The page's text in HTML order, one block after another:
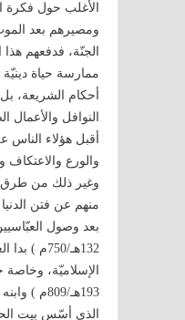
الأغلب حول
ومصيرهم بعد
الجنّة، فدفعهم
ممارسة حياة
أحكام الشريعة،
النوافل
أقبل هؤلاء الناس
والورع والاعتكاف
وغير ذلك من طرق
منهم عن فتن
بعد وصول
132هـ/750م
الإسلاميّة،